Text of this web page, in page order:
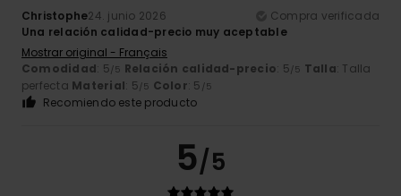
Christophe24. junio 2026
Compra verificada
Una relación calidad-precio muy aceptable
Mostrar original - Français
Comodidad: 5/5 Relación calidad-precio: 5/5 Talla: Talla
perfecta Material: 5/5 Color: 5 /5
Recomiendo este producto
5/5